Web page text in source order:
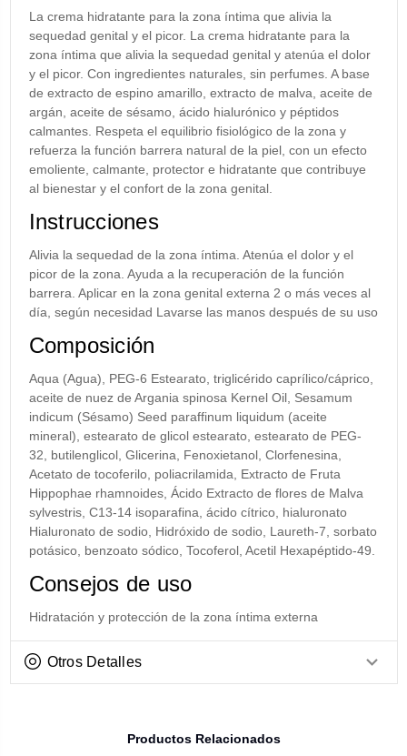
La crema hidratante para la zona íntima que alivia la
sequedad genital y el picor. La crema hidratante para la
zona íntima que alivia la sequedad genital y atenúa el dolor
y el picor. Con ingredientes naturales, sin perfumes. A base
de extracto de espino amarillo, extracto de malva, aceite de
argán, aceite de sésamo, ácido hialurónico y péptidos
calmantes. Respeta el equilibrio fisiológico de la zona y
refuerza la función barrera natural de la piel, con un efecto
emoliente, calmante, protector e hidratante que contribuye
al bienestar y el confort de la zona genital.
Instrucciones
Alivia la sequedad de la zona íntima. Atenúa el dolor y el
picor de la zona. Ayuda a la recuperación de la función
barrera. Aplicar en la zona genital externa 2 o más veces al
día, según necesidad Lavarse las manos después de su uso
Composición
Aqua (Agua), PEG-6 Estearato, triglicérido caprílico/cáprico,
aceite de nuez de Argania spinosa Kernel Oil, Sesamum
indicum (Sésamo) Seed paraffinum liquidum (aceite
mineral), estearato de glicol estearato, estearato de PEG-
32, butilenglicol, Glicerina, Fenoxietanol, Clorfenesina,
Acetato de tocoferilo, poliacrilamida, Extracto de Fruta
Hippophae rhamnoides, Ácido Extracto de flores de Malva
sylvestris, C13-14 isoparafina, ácido cítrico, hialuronato
Hialuronato de sodio, Hidróxido de sodio, Laureth-7, sorbato
potásico, benzoato sódico, Tocoferol, Acetil Hexapéptido-49.
Consejos de uso
Hidratación y protección de la zona íntima externa
Otros Detalles
Productos Relacionados